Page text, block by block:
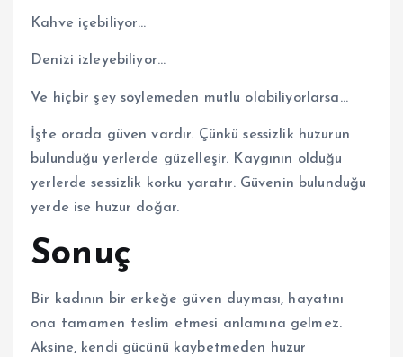
Kahve içebiliyor…
Denizi izleyebiliyor…
Ve hiçbir şey söylemeden mutlu olabiliyorlarsa…
İşte orada güven vardır. Çünkü sessizlik huzurun
bulunduğu yerlerde güzelleşir. Kaygının olduğu
yerlerde sessizlik korku yaratır. Güvenin bulunduğu
yerde ise huzur doğar.
Sonuç
Bir kadının bir erkeğe güven duyması, hayatını
ona tamamen teslim etmesi anlamına gelmez.
Aksine, kendi gücünü kaybetmeden huzur